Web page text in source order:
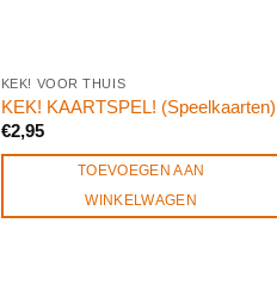
KEK! VOOR THUIS
KEK! KAARTSPEL! (Speelkaarten)
€2,95
TOEVOEGEN AAN
WINKELWAGEN